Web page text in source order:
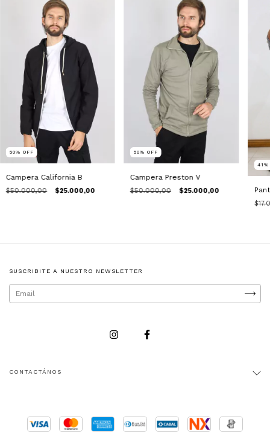
50% OFF
Campera California B
$50.000,00 $25.000,00
50% OFF
Campera Preston V
$50.000,00 $25.000,00
41
SUSCRIBITE A NUESTRO NEWSLETTER
CONTACTÁNOS